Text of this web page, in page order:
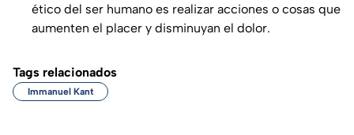
ético del ser humano es realizar acciones o cosas que
aumenten el placer y disminuyan el dolor.
Tags relacionados
Immanuel Kant